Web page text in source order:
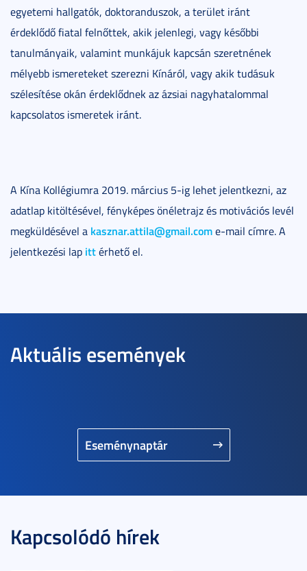
egyetemi hallgatók, doktoranduszok, a terület iránt
érdeklődő fiatal felnőttek, akik jelenlegi, vagy későbbi
tanulmányaik, valamint munkájuk kapcsán szeretnének
mélyebb ismereteket szerezni Kínáról, vagy akik tudásuk
szélesítése okán érdeklődnek az ázsiai nagyhatalommal
kapcsolatos ismeretek iránt.
A Kína Kollégiumra 2019. március 5-ig lehet jelentkezni, az
adatlap kitöltésével, fényképes önéletrajz és motivációs levél
megküldésével a kasznar.attila@gmail.come-mail címre. A
jelentkezési lap ittérhető el.
Aktuális események
Eseménynaptár
Kapcsolódó hírek